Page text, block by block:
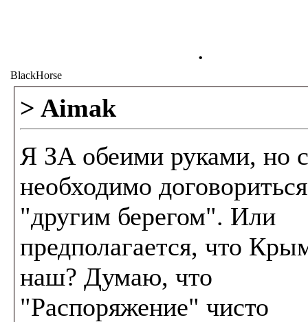
.
BlackHorse
> Aimak
Я ЗА обеими руками, но
необходимо
"другим берегом". Или
предполагается, что
наш? Думаю, что
"Распоряжение" чисто